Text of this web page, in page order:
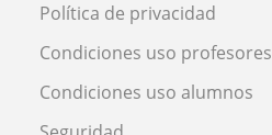
Política de privacidad
Condiciones uso profesores
Condiciones uso alumnos